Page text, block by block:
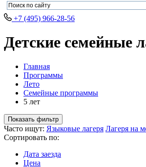
+7 (495) 966-28-56
Детские семейные
Главная
Программы
Лето
Семейные программы
5 лет
Показать фильтр
Часто ищут: Языковые лагеря Лагеря на
Сортировать по:
Дата заезда
Цена